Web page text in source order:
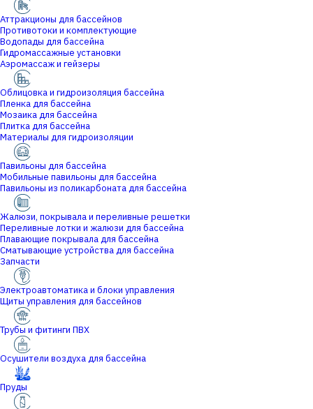
Аттракционы для бассейнов
Противотоки и комплектующие
Водопады для бассейна
Гидромассажные установки
Аэромассаж и гейзеры
Облицовка и гидроизоляция бассейна
Пленка для бассейна
Мозаика для бассейна
Плитка для бассейна
Материалы для гидроизоляции
Павильоны для бассейна
Мобильные павильоны для бассейна
Павильоны из поликарбоната для бассейна
Жалюзи, покрывала и переливные решетки
Переливные лотки и жалюзи для бассейна
Плавающие покрывала для бассейна
Сматывающие устройства для бассейна
Запчасти
Электроавтоматика и блоки управления
Щиты управления для бассейнов
Трубы и фитинги ПВХ
Осушители воздуха для бассейна
Пруды